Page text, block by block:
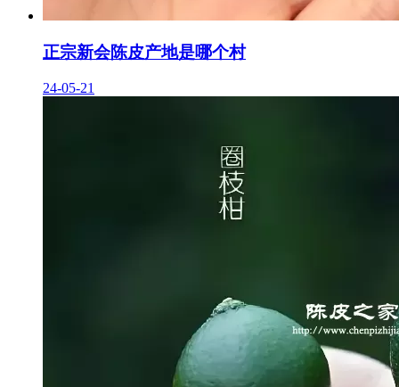
正宗新会陈皮产地是哪个村
24-05-21